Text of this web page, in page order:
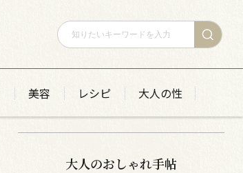
美容 レシピ 大人の性
大人のおしゃれ手帖